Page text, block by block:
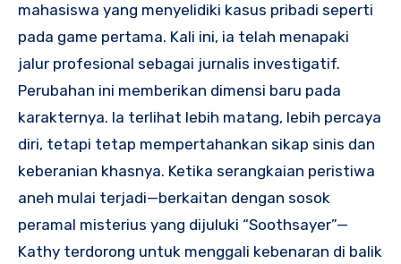
mahasiswa yang menyelidiki kasus pribadi seperti
pada game pertama. Kali ini, ia telah menapaki
jalur profesional sebagai jurnalis investigatif.
Perubahan ini memberikan dimensi baru pada
karakternya. Ia terlihat lebih matang, lebih percaya
diri, tetapi tetap mempertahankan sikap sinis dan
keberanian khasnya. Ketika serangkaian peristiwa
aneh mulai terjadi—berkaitan dengan sosok
peramal misterius yang dijuluki “Soothsayer”—
Kathy terdorong untuk menggali kebenaran di balik